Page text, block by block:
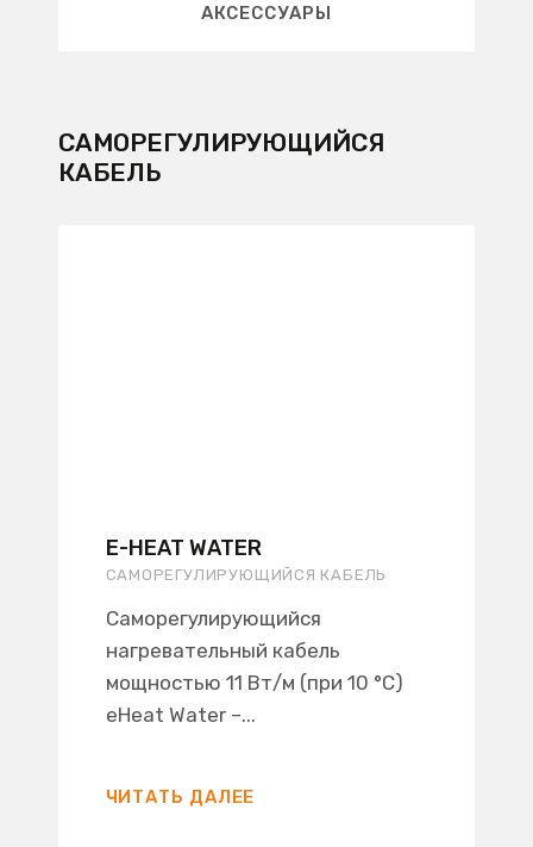
AКСЕССУАРЫ
САМОРЕГУЛИРУЮЩИЙСЯ
КАБЕЛЬ
E-HEAT WATER
САМОРЕГУЛИРУЮЩИЙСЯ КАБЕЛЬ
Саморегулирующийся
нагревательный кабель
мощностью 11 Вт/м (при 10 °C)
eHeat Water –...
ЧИТАТЬ ДАЛЕЕ